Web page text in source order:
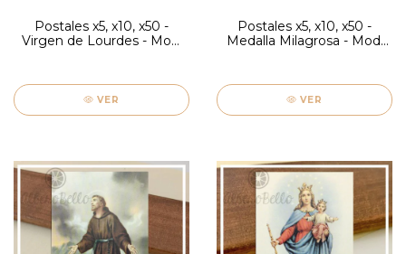
Postales x5, x10, x50 -
Virgen de Lourdes - Mod.
VER
Postales x5, x10, x50 -
Medalla Milagrosa - Mod.
VER